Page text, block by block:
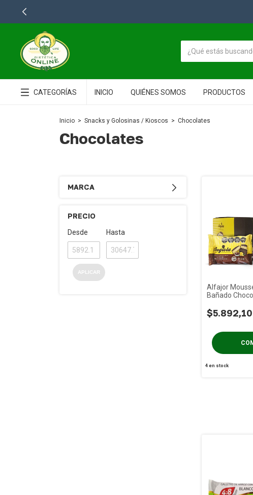
CATEGORÍAS INICIO QUIÉNES SOMOS PRODUCTOS
Inicio > Snacks y Golosinas / Kioscos > Chocolates
Chocolates
MARCA
PRECIO
Desde Hasta
APLICAR
Alfajor
Bañado
$5.892,10
4en stock